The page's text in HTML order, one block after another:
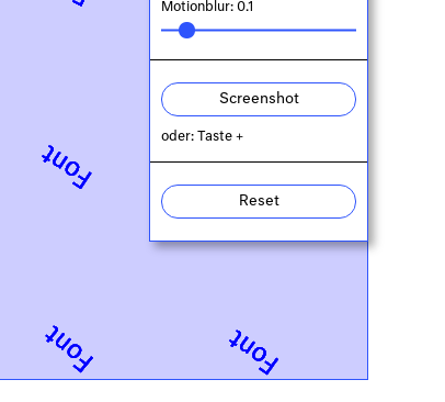
Motionblur: 0.1
Screenshot
oder: Taste +
Reset